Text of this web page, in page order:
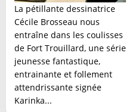
La pétillante dessinatrice
Cécile Brosseau nous
entraîne dans les coulisses
de Fort Trouillard, une série
jeunesse fantastique,
entrainante et follement
attendrissante signée
Karinka...